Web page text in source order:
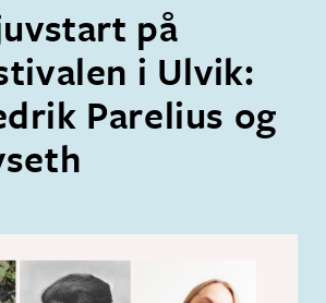
på
i Ulvik:
Parelius og